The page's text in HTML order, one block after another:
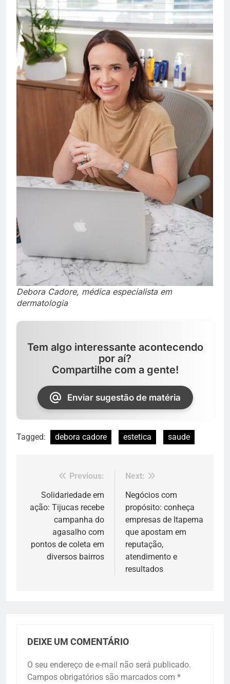
Debora Cadore, médica especialista em
dermatologia
Tem algo interessante acontecendo
por aí?
Compartilhe com a gente!
Enviar sugestão de matéria
Tagged: debora cadore estetica saude
Navegação
Post
Previous:
Solidariedade em
ação: Tijucas recebe
campanha do
agasalho com
pontos de coleta em
diversos bairros
Next:
Negócios com
propósito: conheça
empresas de Itapema
que apostam em
reputação,
atendimento e
resultados
DEIXE UM COMENTÁRIO
O seu endereço de e-mail não será publicado.
Campos obrigatórios são marcados com *